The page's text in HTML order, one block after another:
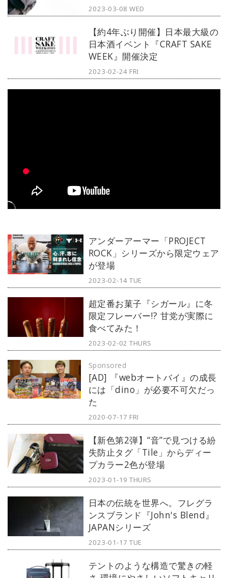
2023-03-08 WED
【約4年ぶり開催】日本最大級の
日本酒イベント『CRAFT SAKE
WEEK』開催決定
2023-02-24 FRI
アンダーアーマー「PROJECT
ROCK」シリーズから限定ウェア
が登場
2023-02-14 TUE
超定番お菓子『シガール』に冬
限定フレーバー!? 甘党が実際に
食べてみた！
2023-02-02 THURS
[AD] 『webオートバイ』の成長
には「dino」が必要不可欠だっ
た
Sponsored
2020-07-17 FRI
【新色第2弾】“音”で見つける紛
失防止タグ「Tile」からディー
プカラー2色が登場
2023-01-19 THURS
日本の伝統を世界へ。フレグラ
ンスブランド『John's Blend』
JAPANシリーズ
2023-01-17 TUE
テントのような構造で驚きの軽